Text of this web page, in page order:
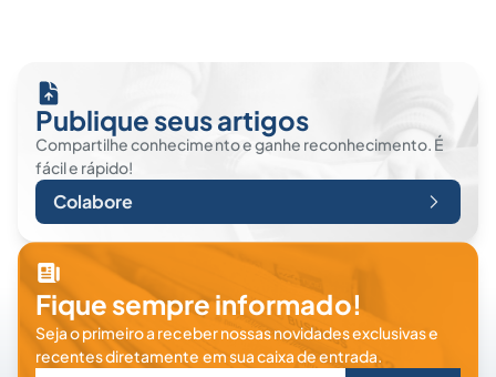
Publique seus artigos
Compartilhe conhecimento e ganhe reconhecimento. É
fácil e rápido!
Colabore
Fique sempre informado!
Seja o primeiro a receber nossas novidades exclusivas e
recentes diretamente em sua caixa de entrada.